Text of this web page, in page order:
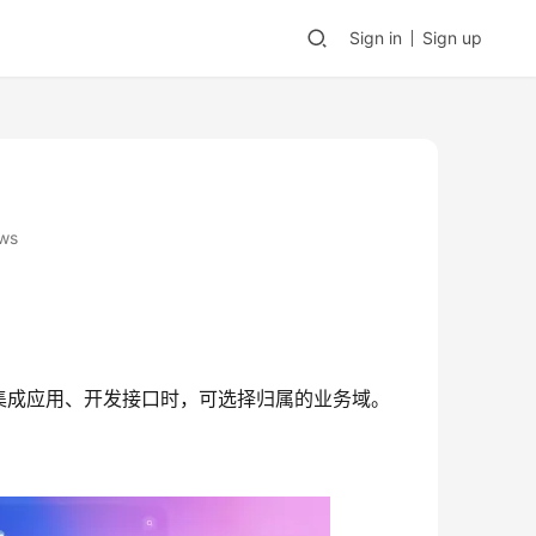
Sign in Sign up
应用、开发接口时，可选择归属的业务域。